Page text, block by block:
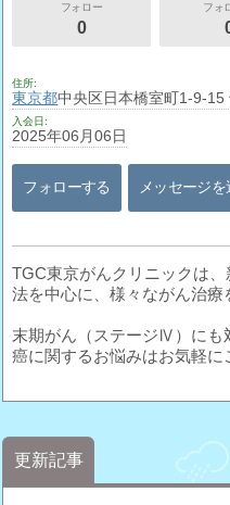
フォロー
0
フォ
住所
東京都中央区日本橋室町1-9-15
入会日
2025年06月06日
フォローする メッセージを
TGC東京がんクリニックは
法を中心に、様々ながん治療
末期がん（ステージⅣ）にも
癌に関するお悩みはお気軽に
更新記事